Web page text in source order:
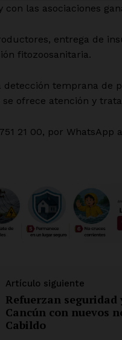
las asociaciones
entrega de
fitozoosanitaria.
temprana de
ofrece atención y
21 00, por WhatsApp
Artículo siguiente
Refuerzan seguridad
Cancún con nuevos
Cabildo